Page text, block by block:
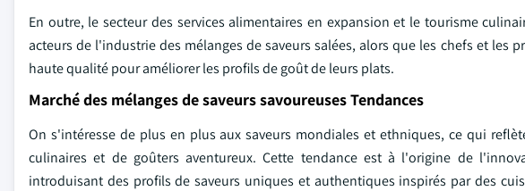
En outre, le secteur des services alimentaires en expansion et le tourisme
acteurs de l'industrie des mélanges de saveurs salées, alors que les chefs et
haute qualité pour améliorer les profils de goût de leurs plats.
Marché des mélanges de saveurs savoureuses Tendances
On s'intéresse de plus en plus aux saveurs mondiales et ethniques, ce qui
culinaires et de goûters aventureux. Cette tendance est à l'origine de
introduisant des profils de saveurs uniques et authentiques inspirés par des